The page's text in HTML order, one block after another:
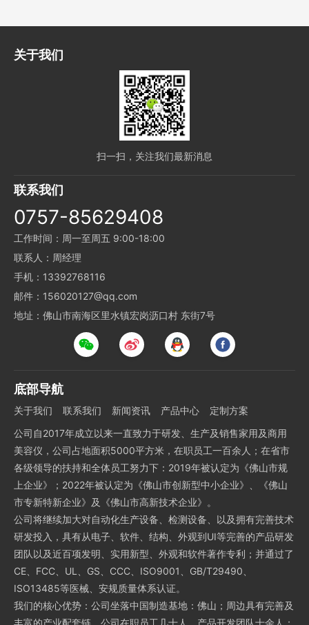
关于我们
扫一扫，关注我们最新消息
联系我们
0757-85629408
工作时间：周一至周五 9:00-18:00
联系人：周经理
手机：13392768116
邮件：156020127@qq.com
地址：佛山市南海区里水镇宏岗沥口村 东街7号
底部导航
关于我们 联系我们 新闻资讯 产品中心
定制方案
公司自2017年成立以来一直致力于研发、生产及销售家用及商用
美容仪，公司占地面积5000平方米，在职员工一百余人；在省市
各级领导的扶持和全体员工努力下：2019年被认定为《佛山市规
上企业》；2022年被认定为《佛山市创新型中小企业》、《佛山
市专新特新企业》及《佛山市高新技术企业》。
公司将继续加大对自动化生产设备、检测设备、以及拥有完善技术
研发投入，具有从电子、软件、结构、外观到UI等完善的产品研发
团队以及近百项发明、实用新型、外观和软件著作专利；并通过了
CE、FCC、UL、GS、CCC、ISO9001、GB/T29490、
ISO13485等医械、安规质量体系认证。
我们的核心优势：公司坐落中国制造基地：佛山；周边具有完善及
丰富的产业配套链，公司在职员工几十人，产品开发团队十余人；